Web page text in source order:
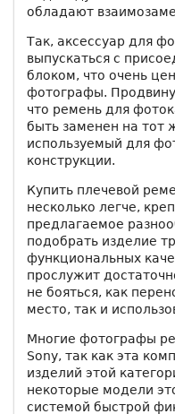
обладают
Так, аксессуар для
выпускаться с
блоком, что очень
фотографы.
что ремень для
быть заменен на тот
используемый для
конструкции.
Купить плечевой
несколько легче,
предлагаемое
подобрать изделие
функциональных
прослужит
не бояться, как
место, так и
Многие фотографы
Sony, так как эта
изделий этой
некоторые модели
системой быстрой